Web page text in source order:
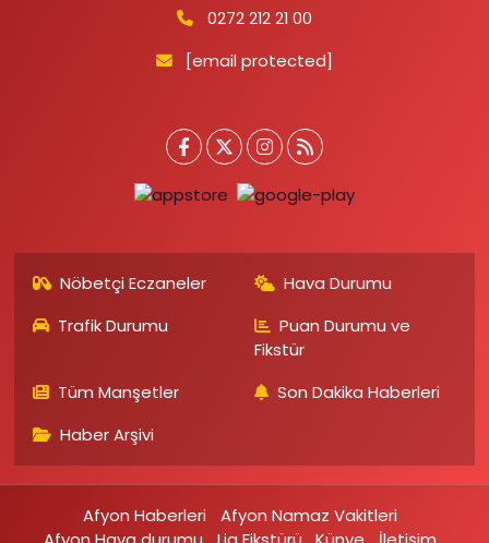
0272 212 21 00
[email protected]
Nöbetçi Eczaneler
Hava Durumu
Trafik Durumu
Puan Durumu ve
Fikstür
Tüm Manşetler
Son Dakika Haberleri
Haber Arşivi
Afyon Haberleri
Afyon Namaz Vakitleri